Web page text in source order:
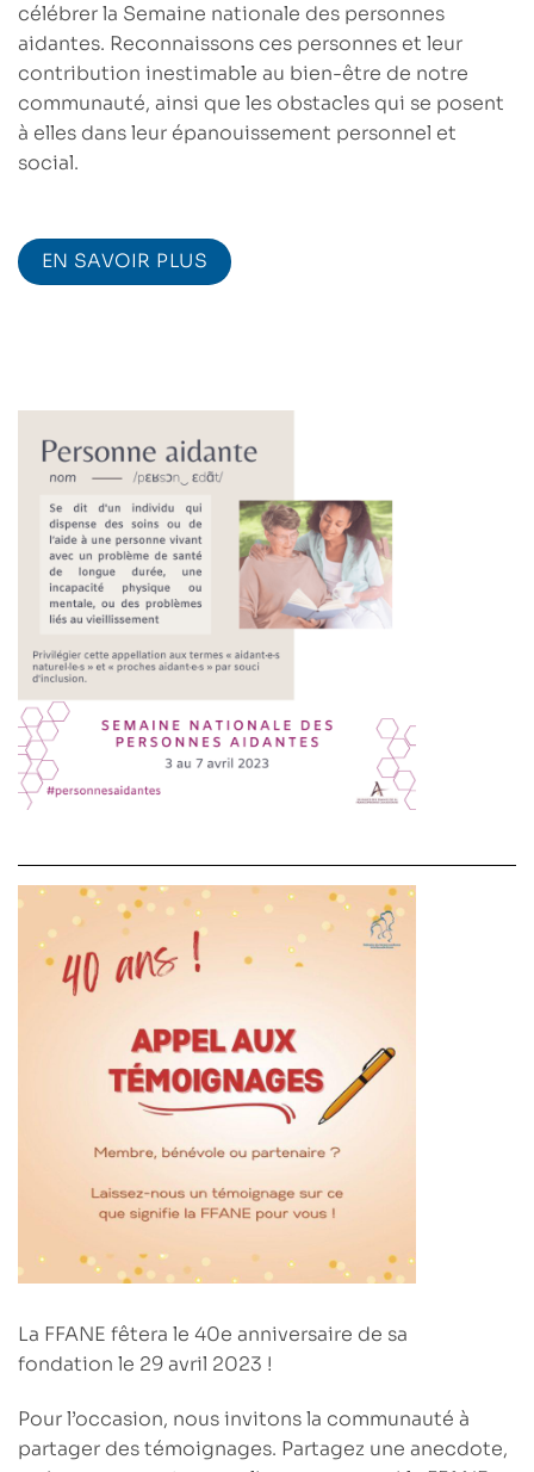
célébrer la Semaine nationale des personnes
aidantes. Reconnaissons ces personnes et leur
contribution inestimable au bien-être de notre
communauté, ainsi que les obstacles qui se posent
à elles dans leur épanouissement personnel et
social.
EN SAVOIR PLUS
La FFANE fêtera le 40e anniversaire de sa
fondation le 29 avril 2023 !
Pour l’occasion, nous invitons la communauté à
partager des témoignages. Partagez une anecdote,